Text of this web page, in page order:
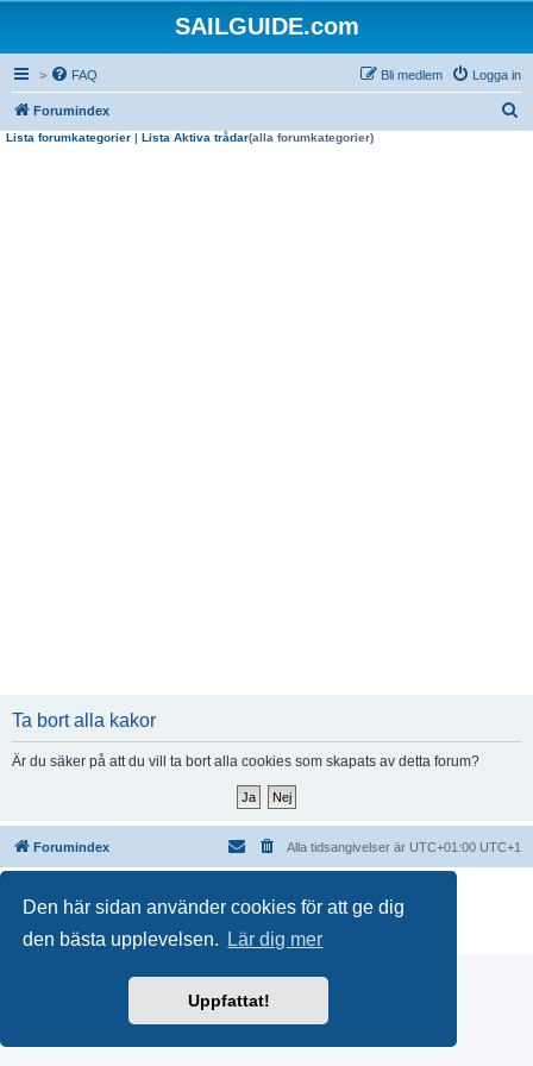
Den här sidan använder cookies för att ge dig
den bästa upplevelsen.
Lär dig mer
Uppfattat!
SAILGUIDE.com
> FAQ Logga in
Bli medlem
Forumindex
Lista forumkategorier | Lista Aktiva trådar(alla forumkategorier)
Ta bort alla kakor
Är du säker på att du vill ta bort alla cookies som skapats av detta forum?
Forumindex Alla tidsangivelser är UTC+01:00 UTC+1
Swedish translation byphpBB Sweden© 2006-2018
Integritetspolicy
|Användarvillkor